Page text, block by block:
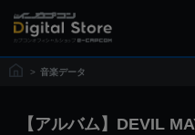
> 音楽データ
【アルバム】DEVIL